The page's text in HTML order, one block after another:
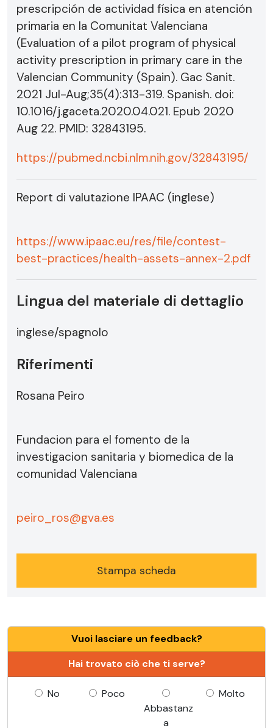
prescripción de actividad física en atención
primaria en la Comunitat Valenciana
(Evaluation of a pilot program of physical
activity prescription in primary care in the
Valencian Community (Spain). Gac Sanit.
2021 Jul-Aug;35(4):313-319. Spanish. doi:
10.1016/j.gaceta.2020.04.021. Epub 2020
Aug 22. PMID: 32843195.
https://pubmed.ncbi.nlm.nih.gov/32843195/
Report di valutazione IPAAC (inglese)
https://www.ipaac.eu/res/file/contest-
best-practices/health-assets-annex-2.pdf
Lingua del materiale di dettaglio
inglese/spagnolo
Riferimenti
Rosana Peiro
Fundacion para el fomento de la
investigacion sanitaria y biomedica de la
comunidad Valenciana
peiro_ros@gva.es
Stampa scheda
Vuoi lasciare un feedback?
Hai trovato ciò che ti serve?
No
Poco
Abbastanz
a
Molto